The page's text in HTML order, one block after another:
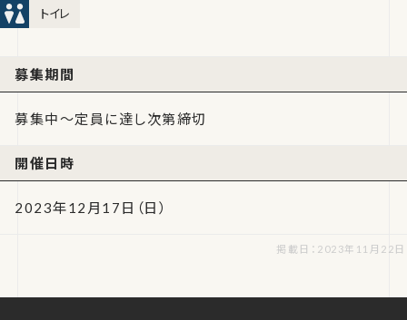
トイレ
募集期間
募集中～定員に達し次第締切
開催日時
2023年12月17日（日）
掲載日：2023年11月22日